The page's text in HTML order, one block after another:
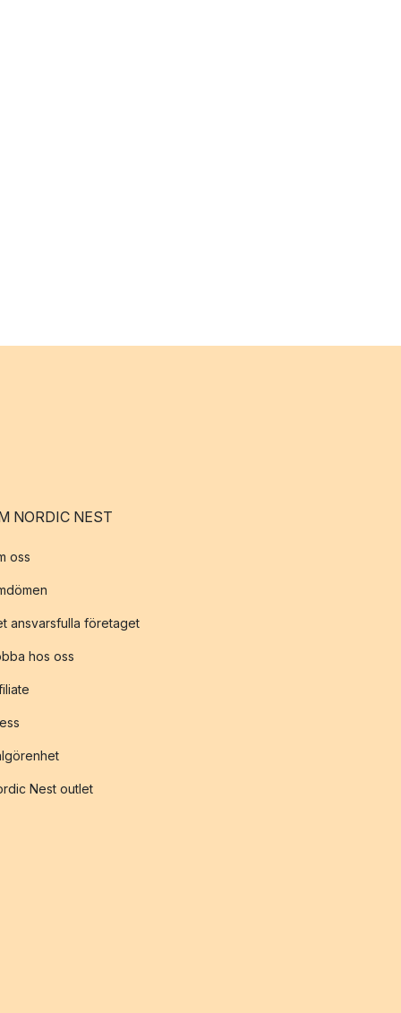
NORDIC NEST
oss
ansvarsfulla företaget
hos oss
Nest outlet